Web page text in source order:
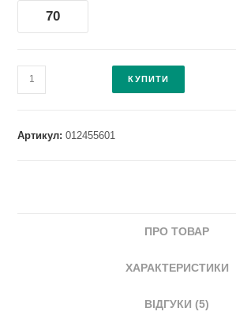
70
Кондиціонер
Hisense
Easy
КУПИТИ
Артикул:012455601
ПРО ТОВАР
ХАРАКТЕРИСТИКИ
ВІДГУКИ (5)